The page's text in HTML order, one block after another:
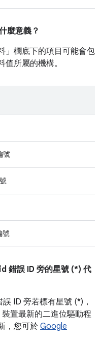
麼意義？
欄底下的項目可能會包
所屬的機構。
號
號
錯誤 ID 旁的星號 (*) 代
ID 旁若標有星號 (*)，
置最新的二進位驅動程
，您可於 Google